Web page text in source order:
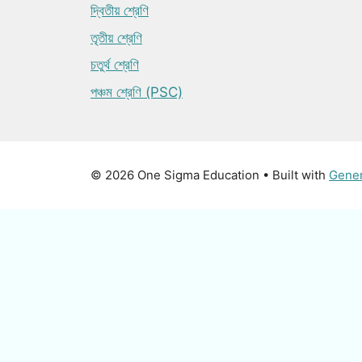
দ্বিতীয় শ্রেণি
তৃতীয় শ্রেণি
চতুর্থ শ্রেণি
পঞ্চম শ্রেণি (PSC)
© 2026 One Sigma Education • Built with